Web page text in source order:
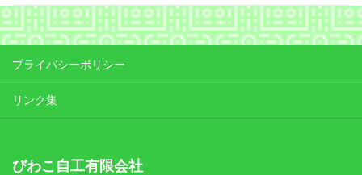
プライバシーポリシー
リンク集
びわこ自工有限会社